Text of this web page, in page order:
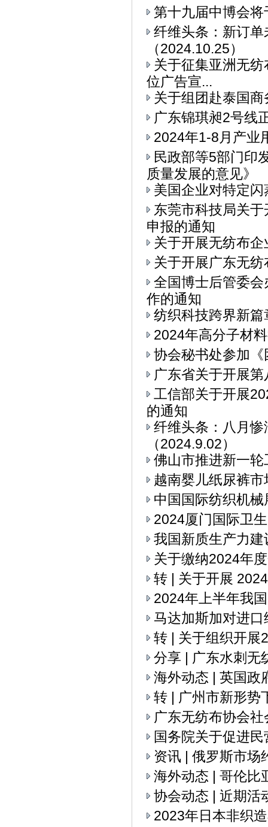
第十九届中博会
纤维头条：新订
（2024.10.25）
关于征集亚洲无
位广告宣...
关于组团赴泰国
广东锦琪昶2号线
2024年1-8月产业
民政部等5部门印
质量发展的意见》
美国企业对特定
东莞市科技局关
申报的通知
关于开展无纺布
关于开展广东无
全国博士后管委
作的通知
纺织科技跨界新
2024年高分子材
协会秘书处参加
广东省关于开展
工信部关于开展
的通知
纤维头条：八月
（2024.9.02）
佛山市推进新一
越南婴儿纸尿裤
中国国际纺织机
2024厦门国际卫
我国新质生产力
关于缴纳2024年
转 | 关于开展
2024年上半年我
马达加斯加对进
转 | 关于组织开展
分享 | 广东水刺无
海外动态 | 英国政
转 | 广州市新形势
广东无纺布协会社
国务院关于促进
资讯 | 俄罗斯市场
海外动态 | 哥伦比
协会动态 | 近期活
2023年日本非织